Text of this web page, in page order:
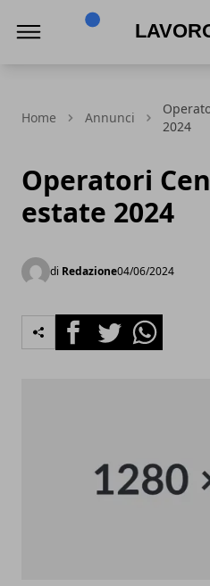
Home Annunci
2024
Operatori
estate 2024
di Redazione04/06/2024
FacebookTwitterWhatsapp